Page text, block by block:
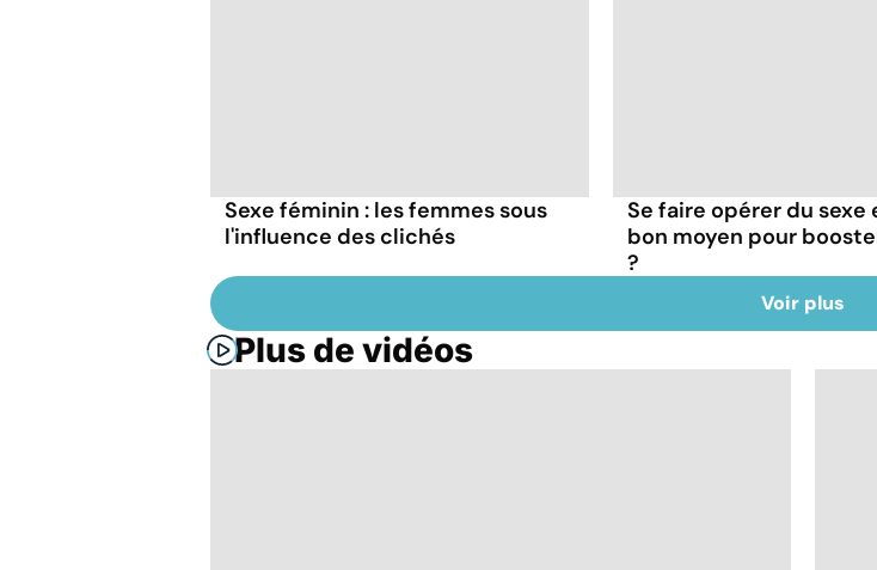
Sexe féminin : les femmes sous
l'influence des clichés
Se faire opérer du sexe
bon moyen pour
?
Voir plus
Plus de vidéos